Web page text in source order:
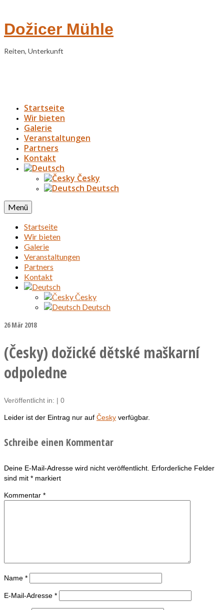
Dožicer Mühle
Reiten, Unterkunft
Startseite
Wir bieten
Galerie
Veranstaltungen
Partners
Kontakt
Česky
Deutsch
Menü
Startseite
Wir bieten
Galerie
Veranstaltungen
Partners
Kontakt
Česky
Deutsch
26Mär 2018
(Česky) dožické dětské maškarní
odpoledne
Veröffentlicht in: | 0
Leider ist der Eintrag nur auf Česky verfügbar.
Schreibe einen Kommentar
Deine E-Mail-Adresse wird nicht veröffentlicht. Erforderliche Felder
sind mit * markiert
Kommentar *
Name *
E-Mail-Adresse *